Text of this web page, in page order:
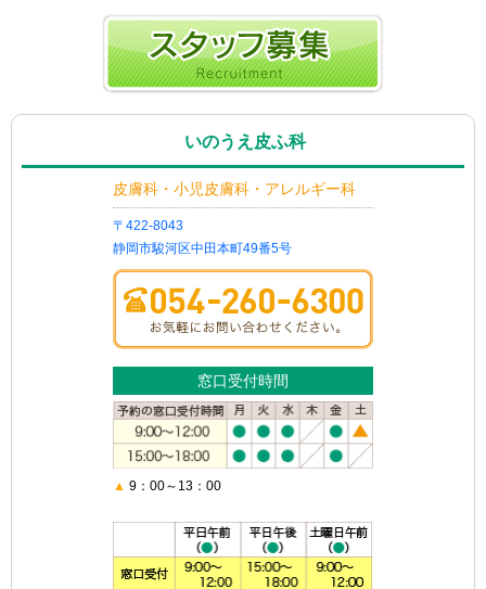
いのうえ皮ふ科
皮膚科・小児皮膚科・アレルギー科
〒422-8043
静岡市駿河区中田本町49番5号
窓口受付時間
▲ 9：00～13：00